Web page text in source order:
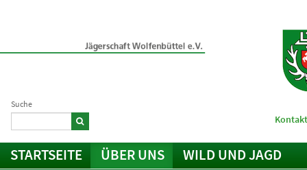
Suche
STARTSEITE ÜBER UNS
WILD UND JAGD